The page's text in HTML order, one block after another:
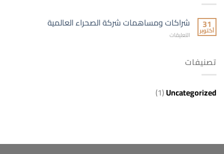
31
أكتوبر
شراكات ومساهمات شركة الصحراء العالمية
التعليقاتعلى
تصنيفات
Uncategorized
(1)